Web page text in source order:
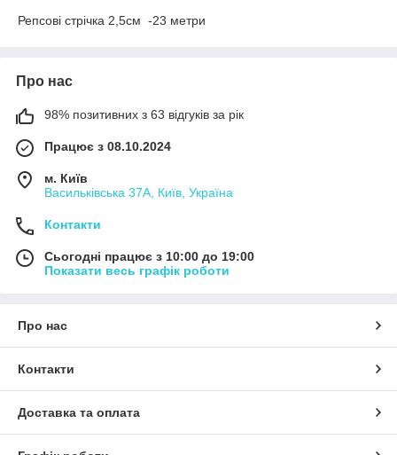
Репсові стрічка 2,5см -23 метри
Про нас
98% позитивних з 63 відгуків за рік
Працює з 08.10.2024
м. Київ
Васильківська 37А, Київ, Україна
Контакти
Сьогодні працює з 10:00 до 19:00
Показати весь графік роботи
Про нас
Контакти
Доставка та оплата